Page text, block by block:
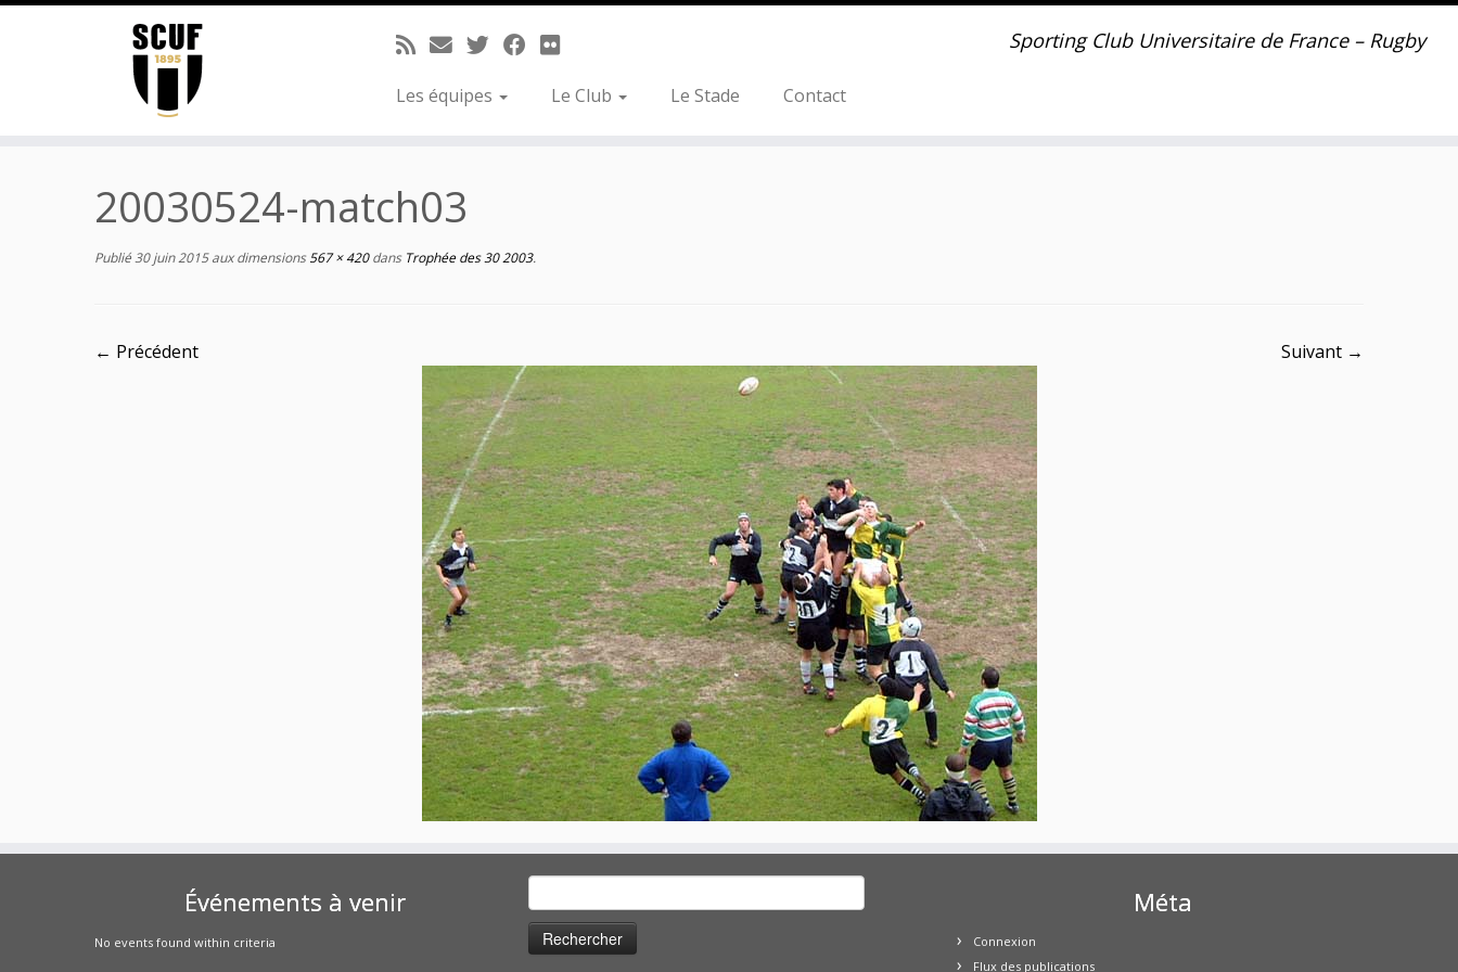
Passer
Sporting Club Universitaire de France – Rugby
Les équipes Le Club Le Stade Contact
20030524-match03
Publié30 juin 2015aux dimensions567 × 420dansTrophée des 30 2003.
← Précédent Suivant →
Événements à venir
No events found within criteria
Rechercher : Méta
Connexion
Flux des publications